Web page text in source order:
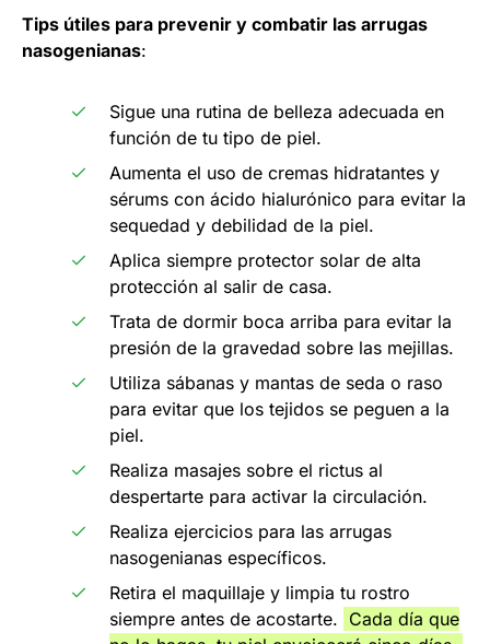
Tips útiles para prevenir y combatir las arrugas
nasogenianas:
Sigue una rutina de belleza adecuada en
función de tu tipo de piel.
Aumenta el uso de cremas hidratantes y
sérums con ácido hialurónico para evitar la
sequedad y debilidad de la piel.
Aplica siempre protector solar de alta
protección al salir de casa.
Trata de dormir boca arriba para evitar la
presión de la gravedad sobre las mejillas.
Utiliza sábanas y mantas de seda o raso
para evitar que los tejidos se peguen a la
piel.
Realiza masajes sobre el rictus al
despertarte para activar la circulación.
Realiza ejercicios para las arrugas
nasogenianas específicos.
Retira el maquillaje y limpia tu rostro
siempre antes de acostarte. Cada día que